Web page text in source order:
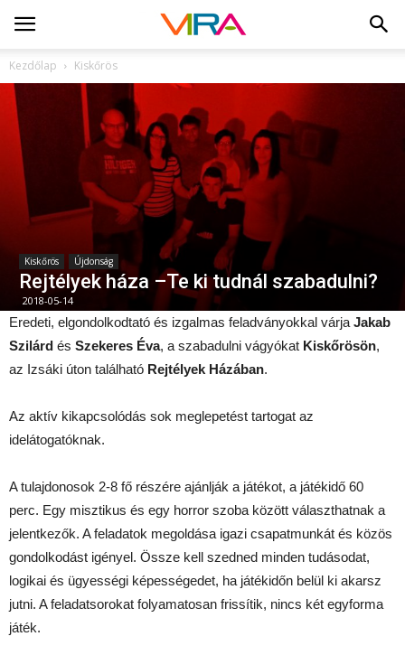
Kezdőlap Kiskőrös
Kiskőrös Újdonság
Rejtélyek háza –Te ki tudnál szabadulni?
2018-05-14
Eredeti, elgondolkodtató és izgalmas feladványokkal várja Jakab
Szilárd és Szekeres Éva, a szabadulni vágyókat Kiskőrösön,
az Izsáki úton található Rejtélyek Házában.
Az aktív kikapcsolódás sok meglepetést tartogat az
idelátogatóknak.
A tulajdonosok 2-8 fő részére ajánlják a játékot, a játékidő 60
perc. Egy misztikus és egy horror szoba között választhatnak a
jelentkezők. A feladatok megoldása igazi csapatmunkát és közös
gondolkodást igényel. Össze kell szedned minden tudásodat,
logikai és ügyességi képességedet, ha játékidőn belül ki akarsz
jutni. A feladatsorokat folyamatosan frissítik, nincs két egyforma
játék.